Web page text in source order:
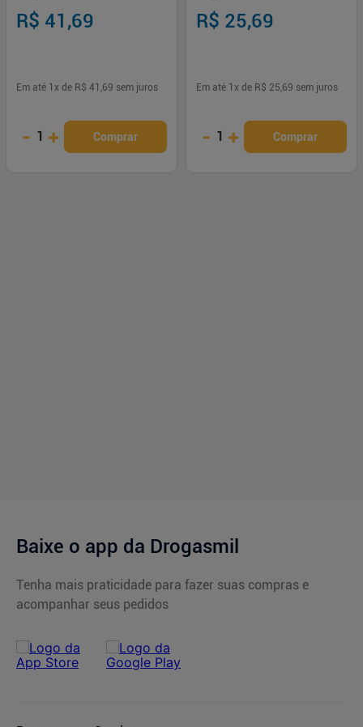
R$ 41,69
Em até 1 x de R$ 41,69 sem juros
- 1 + Comprar
R$ 25,69
Em até 1 x de R$ 25,69 sem juros
- 1 + Comprar
Baixe o app da Drogasmil
Tenha mais praticidade para fazer suas compras e
acompanhar seus pedidos